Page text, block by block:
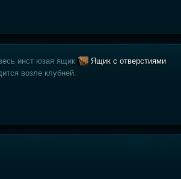
инст юзая ящик
Ящик с отверстиями
возле клубней.